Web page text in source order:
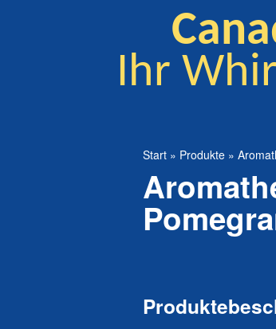
Ihr
Start » Produkte »